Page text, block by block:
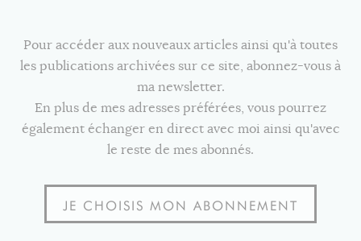
Pour accéder aux nouveaux articles ainsi qu'à toutes
les publications archivées sur ce site, abonnez-vous à
ma newsletter.
En plus de mes adresses préférées, vous pourrez
également échanger en direct avec moi ainsi qu'avec
le reste de mes abonnés.
JE CHOISIS MON ABONNEMENT